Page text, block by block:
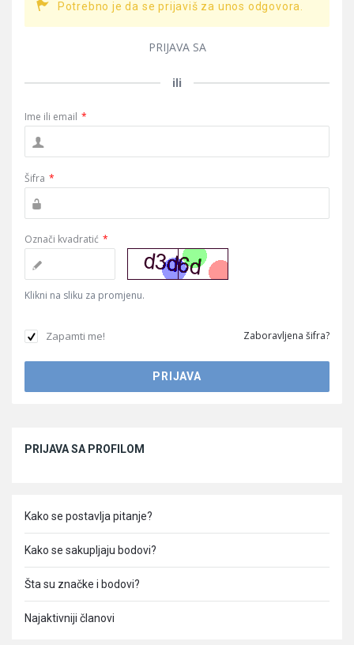
Potrebno je da se prijaviš za unos odgovora.
PRIJAVA SA
ili
Ime ili email *
Šifra *
Označi kvadratić *
Klikni na sliku za promjenu.
Zapamti me! Zaboravljena šifra?
PRIJAVA SA PROFILOM
Kako se postavlja pitanje?
Kako se sakupljaju bodovi?
Šta su značke i bodovi?
Najaktivniji članovi